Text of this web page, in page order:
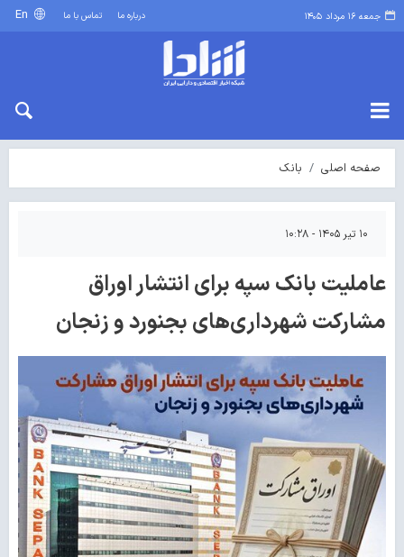
جمعه ۱۶ مرداد ۱۴۰۵ درباره ما تماس با ما
صفحه اصلی بانک
۱۰ تیر ۱۴۰۵ - ۱۰:۲۸
عاملیت بانک سپه برای انتشار اوراق
مشارکت شهرداری‌های بجنورد و زنجان